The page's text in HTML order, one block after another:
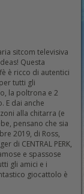
sitcom televisiva
Questa
è ricco di autentici
tutti gli
la poltrona e 2
E dai anche
alla chitarra (e
pensano che sia
2019, di Ross,
di CENTRAL PERK,
e spassose
gli amici e i
giocattolo è